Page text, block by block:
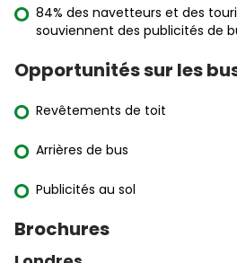
84% des navetteurs et des
souviennent des publicités de
Opportunités sur les
Revêtements de toit
Arrières de bus
Publicités au sol
Brochures